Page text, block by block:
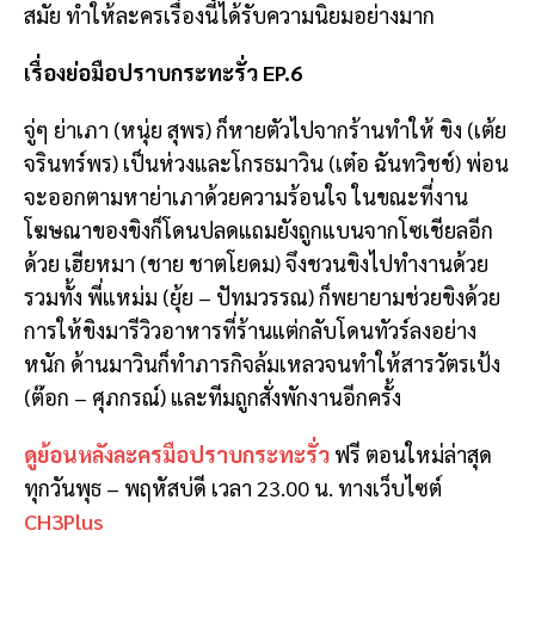
สมัย ทำให้ละครเรื่องนี้ได้รับความนิยมอย่างมาก
เรื่องย่อมือปราบกระทะรั่ว EP.6
จู่ๆ ย่าเภา (หนุ่ย สุพร) ก็หายตัวไปจากร้านทำให้ ขิง (เต้ย
จรินทร์พร) เป็นห่วงและโกรธมาวิน (เต๋อ ฉันทวิชช์) พ่อน
จะออกตามหาย่าเภาด้วยความร้อนใจ ในขณะที่งาน
โฆษณาของขิงก็โดนปลดแถมยังถูกแบนจากโซเชียลอีก
ด้วย เฮียหมา (ชาย ชาตโยดม) จึงชวนขิงไปทำงานด้วย
รวมทั้ง พี่แหม่ม (ยุ้ย – ปัทมวรรณ) ก็พยายามช่วยขิงด้วย
การให้ขิงมารีวิวอาหารที่ร้านแต่กลับโดนทัวร์ลงอย่าง
หนัก ด้านมาวินก็ทำภารกิจล้มเหลวจนทำให้สารวัตรเป้ง
(ต๊อก – ศุภกรณ์) และทีมถูกสั่งพักงานอีกครั้ง
ดูย้อนหลังละครมือปราบกระทะรั่ว ฟรี ตอนใหม่ล่าสุด
ทุกวันพุธ – พฤหัสบ่ดี เวลา 23.00 น. ทางเว็บไซต์
CH3Plus